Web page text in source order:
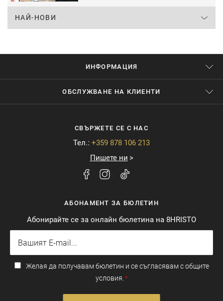
НАЙ-НОВИ
ИНФОРМАЦИЯ
ОБСЛУЖВАНЕ НА КЛИЕНТИ
СВЪРЖЕТЕ СЕ С НАС
Тел.: +359 878 106 213
Пишете ни
АБОНАМЕНТ ЗА БЮЛЕТИН
Абонирайте се за онлайн бюлетина на 8HRISTO
Желая да получавам бюлетин и се съгласявам с общите
условия.